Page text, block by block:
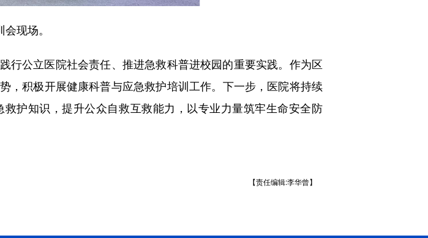
会现场。
公立医院社会责任、推进急救科普进校园的重要实践。作为区
，积极开展健康科普与应急救护培训工作。下一步，医院将持续
护知识，提升公众自救互救能力，以专业力量筑牢生命安全防
【责任编辑:李华曾】